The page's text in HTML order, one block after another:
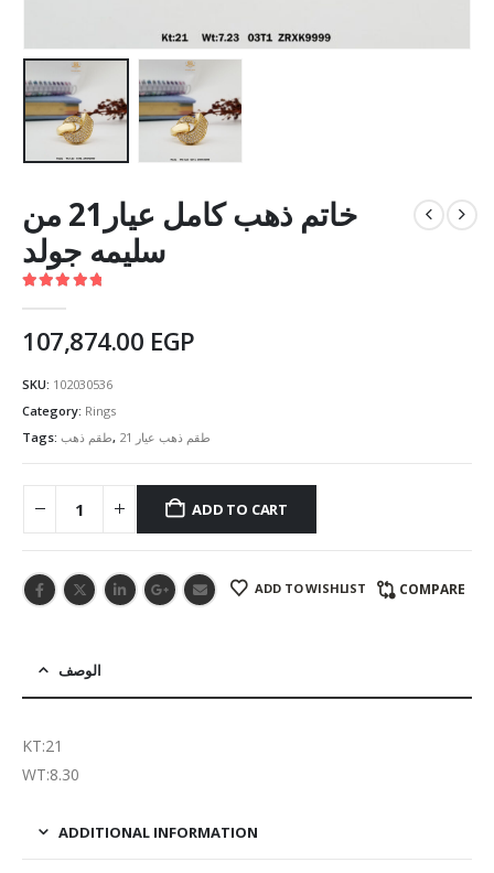
خاتم ذهب كامل عيار21 من
سليمه جولد
107,874.00 EGP
SKU: 102030536
Category: Rings
Tags: طقم ذهب, طقم ذهب عيار 21
ADD TO CART
ADD TO WISHLIST COMPARE
الوصف
KT:21
WT:8.30
ADDITIONAL INFORMATION